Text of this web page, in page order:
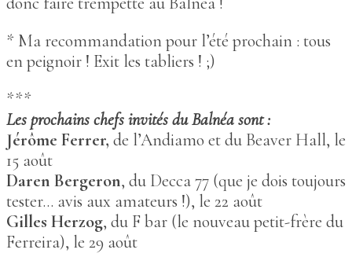
* Ma recommandation pour l’été prochain : tous
en peignoir ! Exit les tabliers ! ;)
***
Les prochains chefs invités du Balnéa sont :
Jérôme Ferrer, de l’Andiamo et du Beaver Hall, le
15 août
Daren Bergeron, du Decca 77 (que je dois toujours
tester… avis aux amateurs !), le 22 août
Gilles Herzog, du F bar (le nouveau petit-frère du
Ferreira), le 29 août